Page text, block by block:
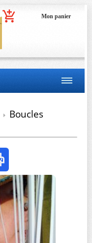
Mon panier
Boucles